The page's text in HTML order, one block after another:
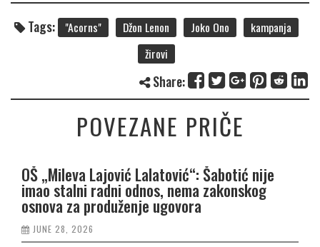
Tags: "Acorns" Džon Lenon Joko Ono
kampanja
žirovi
Share:
POVEZANE PRIČE
OŠ „Mileva Lajović Lalatović“: Šabotić nije
imao stalni radni odnos, nema zakonskog
osnova za produženje ugovora
JUNE 28, 2026